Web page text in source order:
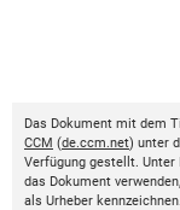
Das Dokument mit dem
CCM (de.ccm.net) unter
Verfügung gestellt. Unter
das Dokument
als Urheber kennzeichnen.